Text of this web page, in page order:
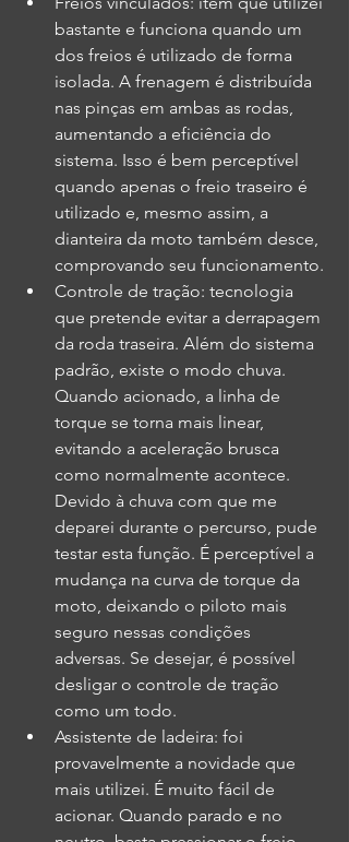
bastante e funciona quando um
dos freios é utilizado de forma
isolada. A frenagem é distribuída
nas pinças em ambas as rodas,
aumentando a eficiência do
sistema. Isso é bem perceptível
quando apenas o freio traseiro é
utilizado e, mesmo assim, a
dianteira da moto também desce,
comprovando seu funcionamento.
Controle de tração: tecnologia
que pretende evitar a derrapagem
da roda traseira. Além do sistema
padrão, existe o modo chuva.
Quando acionado, a linha de
torque se torna mais linear,
evitando a aceleração brusca
como normalmente acontece.
Devido à chuva com que me
deparei durante o percurso, pude
testar esta função. É perceptível a
mudança na curva de torque da
moto, deixando o piloto mais
seguro nessas condições
adversas. Se desejar, é possível
desligar o controle de tração
como um todo.
Assistente de ladeira: foi
provavelmente a novidade que
mais utilizei. É muito fácil de
acionar. Quando parado e no